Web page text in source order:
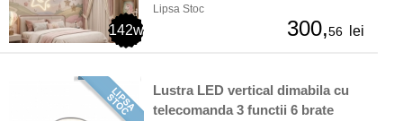
142w
Lipsa Stoc
300,56 lei
Lustra LED vertical dimabila cu
telecomanda 3 functii 6 brate